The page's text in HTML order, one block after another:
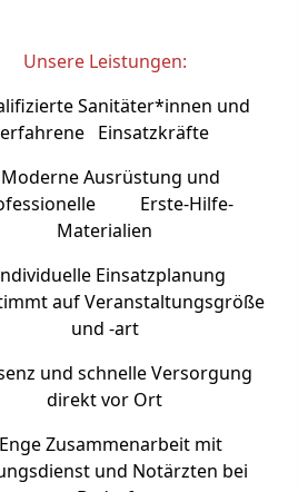
Unsere Leistungen:
Sanitäter*innen und
erfahrene Einsatzkräfte
Moderne Ausrüstung und
Erste-Hilfe-
Materialien
Einsatzplanung
auf Veranstaltungsgröße
und -art
und schnelle Versorgung
direkt vor Ort
Enge Zusammenarbeit mit
und Notärzten bei